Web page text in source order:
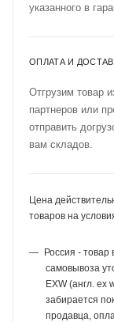
указанного в
ОПЛАТА И
Отгрузим товар
партнеров или
отправить
вам складов.
Цена
товаров на
Россия - товар
самовывоза
EXW (англ. ex
забирается
продавца,